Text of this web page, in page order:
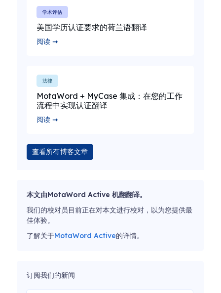
学术评估
美国学历认证要求的荷兰语翻译
阅读 ➞
法律
MotaWord + MyCase 集成：在您的工作
流程中实现认证翻译
阅读 ➞
查看所有博客文章
本文由MotaWord Active 机翻翻译。
我们的校对员目前正在对本文进行校对，以为您提供最
佳体验。
了解关于MotaWord Active的详情。
订阅我们的新闻